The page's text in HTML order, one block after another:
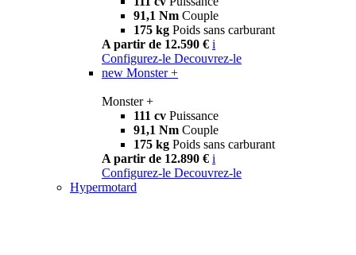
91,1 Nm Couple
175 kg Poids sans carburant
A partir de 12.590 € i
Configurez-le Decouvrez-le
new Monster +
Monster +
111 cv Puissance
91,1 Nm Couple
175 kg Poids sans carburant
A partir de 12.890 € i
Configurez-le Decouvrez-le
Hypermotard